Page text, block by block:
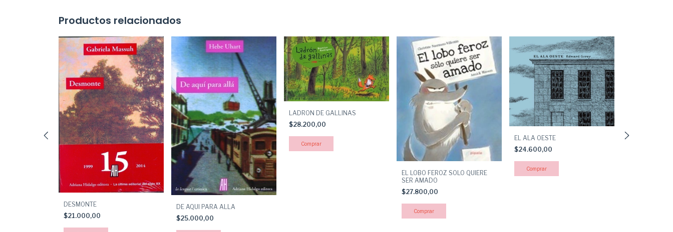
Productos relacionados
DESMONTE
$21.000,00
DE AQUI PARA ALLA
$25.000,00
LADRON DE GALLINAS
$28.200,00
EL LOBO FEROZ SOLO QUIERE
SER AMADO
$27.800,00
EL ALA OESTE
$24.600,00
EL MARINERO
SUEZ